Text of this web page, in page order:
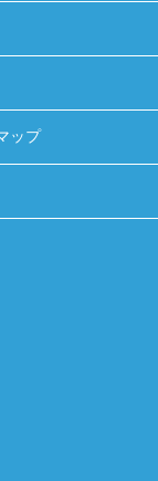
ップ